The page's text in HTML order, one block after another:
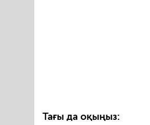
Тағы да оқыңыз: